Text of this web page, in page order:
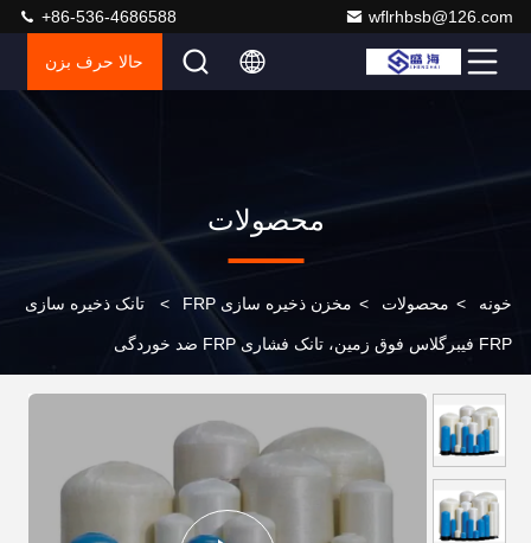
wflrhbsb@126.com
+86-536-4686588
حالا حرف بزن
محصولات
خونه > محصولات > مخزن ذخیره سازی FRP > تانک ذخیره سازی
FRP فیبرگلاس فوق زمین، تانک فشاری FRP ضد خوردگی